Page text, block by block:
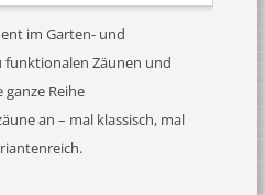
im Garten- und
funktionalen Zäunen und
Reihe
an – mal klassisch, mal